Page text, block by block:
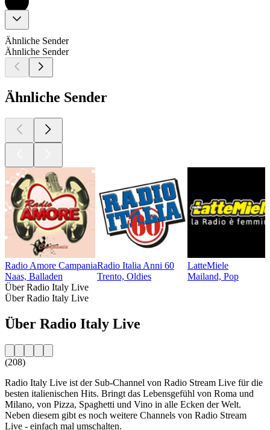
Ähnliche Sender
Ähnliche Sender
Ähnliche Sender
Radio Amore Campania
Naas, Balladen
Radio Italia Anni 60
Trento, Oldies
LatteMiele
Mailand, Pop
Über Radio Italy Live
Über Radio Italy Live
Über Radio Italy Live
(208)
Radio Italy Live ist der Sub-Channel von Radio Stream Live für die
besten italienischen Hits. Bringt das Lebensgefühl von Roma und
Milano, von Pizza, Spaghetti und Vino in alle Ecken der Welt.
Neben diesem gibt es noch weitere Channels von Radio Stream
Live - einfach mal umschalten.